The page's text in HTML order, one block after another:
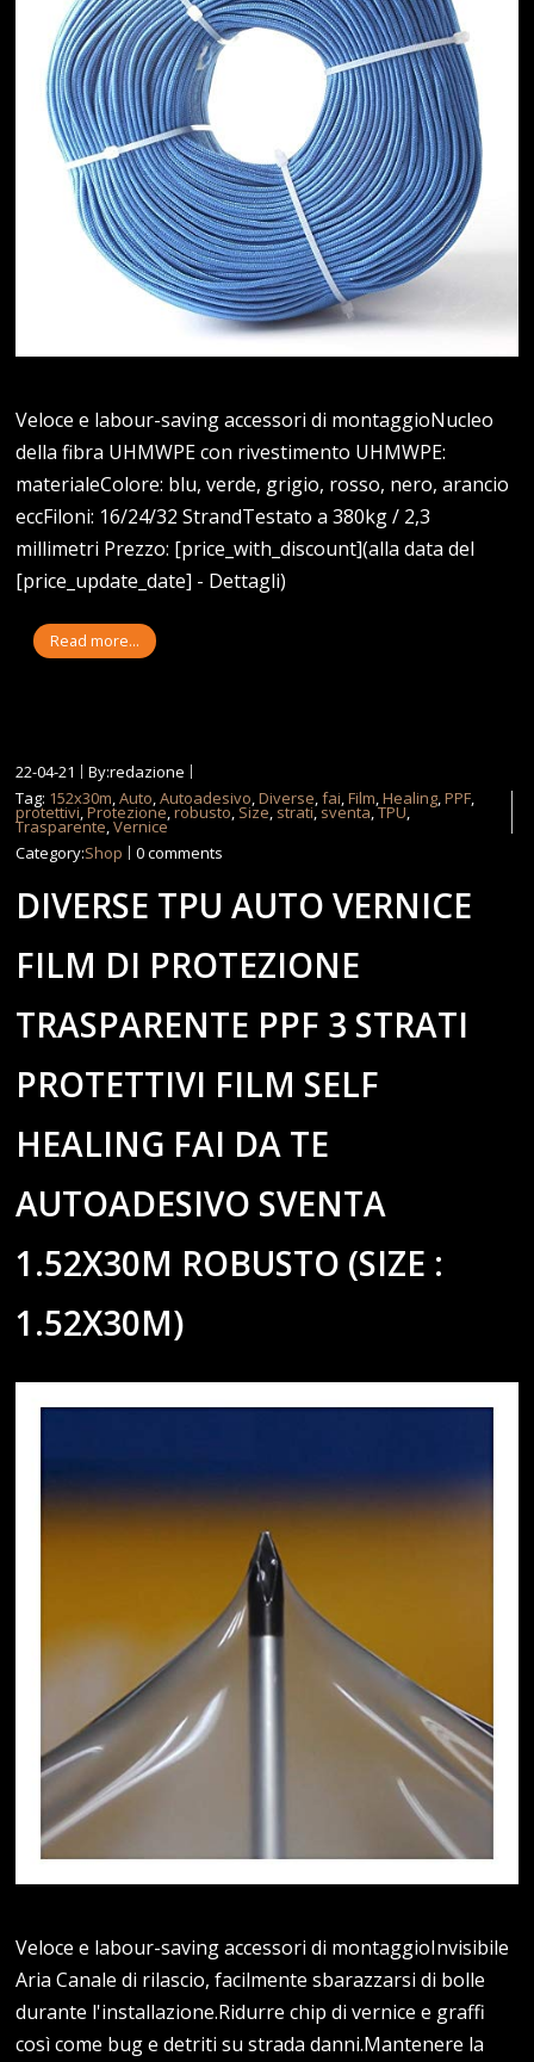
Veloce e labour-saving accessori di montaggioNucleo
della fibra UHMWPE con rivestimento UHMWPE:
materialeColore: blu, verde, grigio, rosso, nero, arancio
eccFiloni: 16/24/32 StrandTestato a 380kg / 2,3
millimetri Prezzo: [price_with_discount](alla data del
[price_update_date] - Dettagli)
Read more...
22-04-21
By:redazione
Tag: 152x30m,Auto,Autoadesivo,Diverse,fai,Film,Healing,PPF,
protettivi,Protezione,robusto, Size, strati, sventa,TPU,
Trasparente,Vernice
Category:Shop 0 comments
DIVERSE TPU AUTO VERNICE
FILM DI PROTEZIONE
TRASPARENTE PPF 3 STRATI
PROTETTIVI FILM SELF
HEALING FAI DA TE
AUTOADESIVO SVENTA
1.52X30M ROBUSTO (SIZE :
1.52X30M)
Veloce e labour-saving accessori di montaggioInvisibile
Aria Canale di rilascio, facilmente sbarazzarsi di bolle
durante l'installazione.Ridurre chip di vernice e graffi
così come bug e detriti su strada danni.Mantenere la